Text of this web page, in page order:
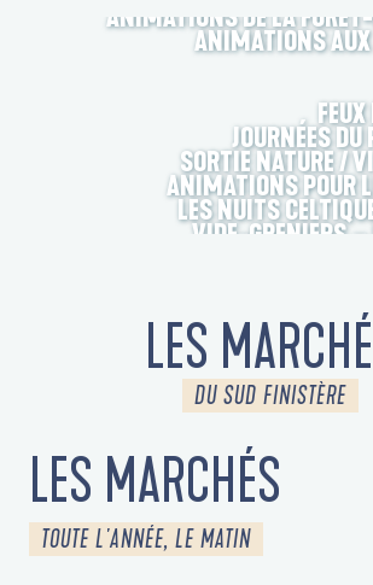
ANIMATIONS DE LA
ANIMATIONS
JOURNÉES
SORTIE NATURE /
ANIMATIONS POUR
LES NUITS
VIDE-GRENIERS –
LES
DU SUD FINISTÈRE
LES MARCHÉS
TOUTE L'ANNÉE, LE MATIN